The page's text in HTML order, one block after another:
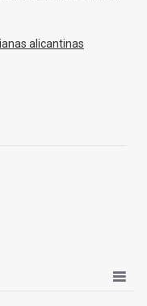
alicantinas